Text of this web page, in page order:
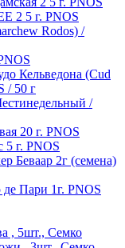
2 5 г. PNOS
Rodos) /
Кельведона (Cud
/ 50 г
/
20 г. PNOS
г. PNOS
Беваар 2г (семена)
Пари 1г. PNOS
, 5шт., Семко